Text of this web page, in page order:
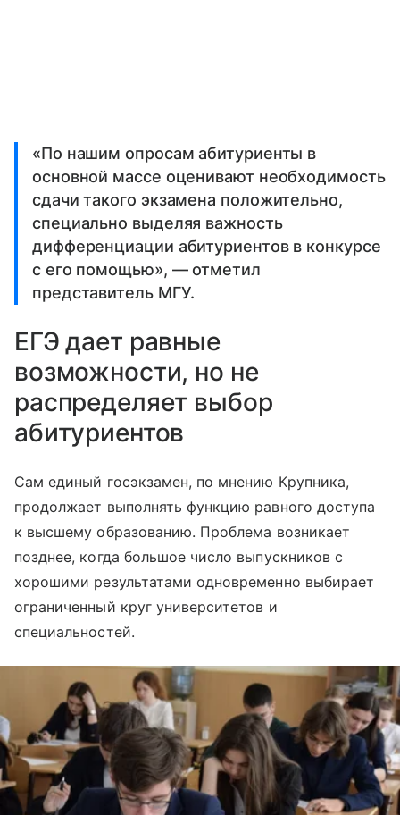
«По нашим опросам абитуриенты в
основной массе оценивают необходимость
сдачи такого экзамена положительно,
специально выделяя важность
дифференциации абитуриентов в конкурсе
с его помощью», — отметил
представитель МГУ.
ЕГЭ дает равные
возможности, но не
распределяет выбор
абитуриентов
Сам единый госэкзамен, по мнению Крупника,
продолжает выполнять функцию равного доступа
к высшему образованию. Проблема возникает
позднее, когда большое число выпускников с
хорошими результатами одновременно выбирает
ограниченный круг университетов и
специальностей.